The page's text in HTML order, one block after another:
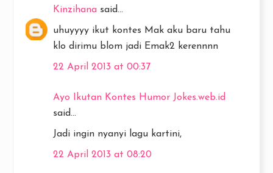
Kinzihana said...
uhuyyyy ikut kontes Mak aku baru tahu
klo dirimu blom jadi Emak2 kerennnn
22 April 2013 at 00:37
Ayo Ikutan Kontes Humor Jokes.web.id
said...
Jadi ingin nyanyi lagu kartini,
22 April 2013 at 08:20